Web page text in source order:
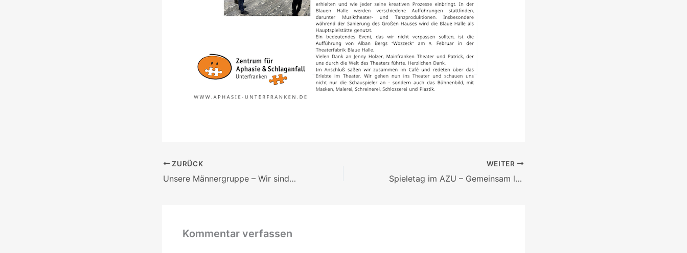
ZURÜCK
Unsere Männergruppe – Wir sind stark!
WEITER
Spieletag im AZU – Gemeinsam lachen, spielen, plaudern
Kommentar verfassen